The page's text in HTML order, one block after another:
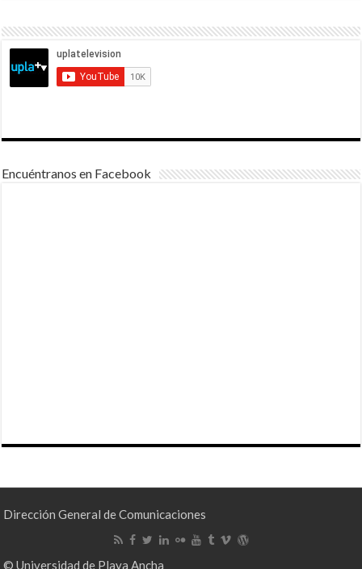
Encuéntranos en Facebook
Dirección General de Comunicaciones
© Universidad de Playa Ancha